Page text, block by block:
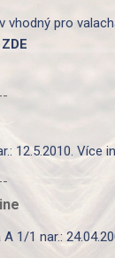
vhodný pro
ZDE
12.5.2010. Více
1/1 nar.: